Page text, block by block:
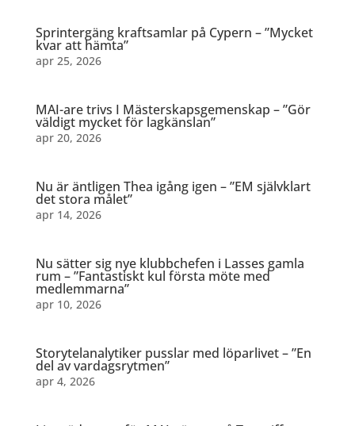
Sprintergäng kraftsamlar på Cypern – ”Mycket
kvar att hämta”
apr 25, 2026
MAI-are trivs I Mästerskapsgemenskap – ”Gör
väldigt mycket för lagkänslan”
apr 20, 2026
Nu är äntligen Thea igång igen – ”EM självklart
det stora målet”
apr 14, 2026
Nu sätter sig nye klubbchefen i Lasses gamla
rum – ”Fantastiskt kul första möte med
medlemmarna”
apr 10, 2026
Storytelanalytiker pusslar med löparlivet – ”En
del av vardagsrytmen”
apr 4, 2026